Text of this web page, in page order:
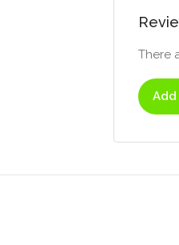
There
Add